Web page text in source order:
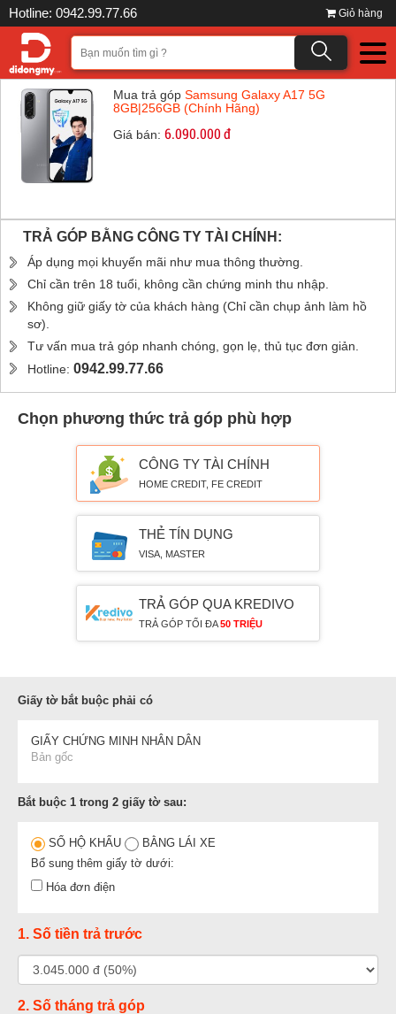
Hotline: 0942.99.77.66 Giỏ hàng
Mua trả góp Samsung Galaxy A17 5G
8GB|256GB (Chính Hãng)
Giá bán: 6.090.000 đ
TRẢ GÓP BẰNG CÔNG TY TÀI CHÍNH:
Áp dụng mọi khuyến mãi như mua thông thường.
Chỉ cần trên 18 tuổi, không cần chứng minh thu nhập.
Không giữ giấy tờ của khách hàng (Chỉ cần chụp ảnh làm hồ
sơ).
Tư vấn mua trả góp nhanh chóng, gọn lẹ, thủ tục đơn giản.
Hotline: 0942.99.77.66
Chọn phương thức trả góp phù hợp
CÔNG TY TÀI CHÍNH
HOME CREDIT, FE CREDIT
THẺ TÍN DỤNG
VISA, MASTER
TRẢ GÓP QUA KREDIVO
TRẢ GÓP TỐI ĐA50 TRIỆU
Giấy tờ bắt buộc phải có
GIẤY CHỨNG MINH NHÂN DÂN
Bản gốc
Bắt buộc 1 trong 2 giấy tờ sau:
SỔ HỘ KHẨU
BẰNG LÁI XE
Bổ sung thêm giấy tờ dưới:
Hóa đơn điện
1. Số tiền trả trước
2. Số tháng trả góp